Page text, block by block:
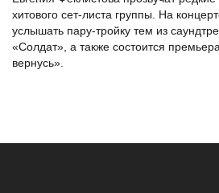
хитового сет-листа группы. На
услышать пару-тройку тем из
«Солдат», а также состоится
вернусь».